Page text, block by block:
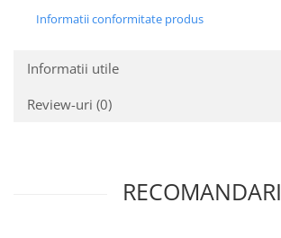
Informatii conformitate produs
Informatii utile
Review-uri (0)
RECOMANDARI